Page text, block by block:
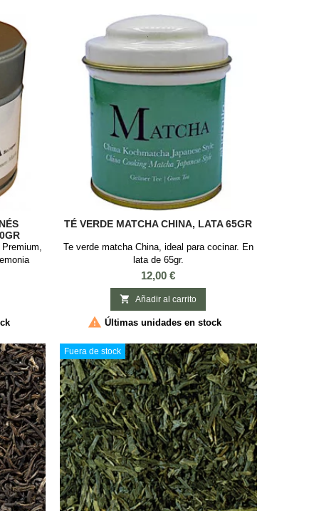
del...
TÉ VERDE MATCHA CHINA, LATA 65GR
Te verde matcha China, ideal para cocinar. En
lata de 65gr.
Precio
12,00 €
 Añadir al carrito
 Últimas unidades en stock
Fuera de stock